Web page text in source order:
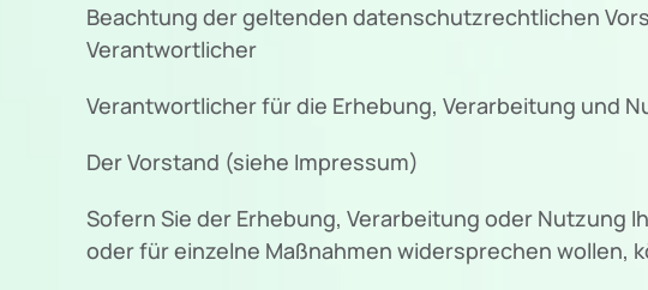
Beachtung der geltenden datenschutzrechtlichen
Verantwortlicher
Verantwortlicher für die Erhebung, Verarbeitung und
Der Vorstand (siehe Impressum)
Sofern Sie der Erhebung, Verarbeitung oder Nutzung
oder für einzelne Maßnahmen widersprechen wollen,